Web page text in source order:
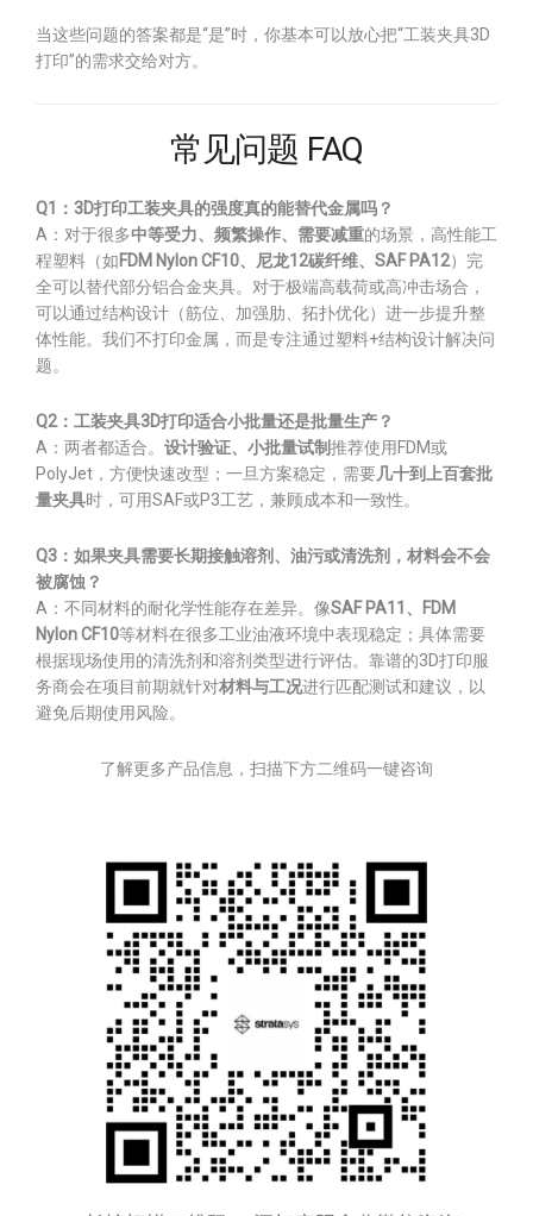
当这些问题的答案都是“是”时，你基本可以放心把“工装夹具3D
打印”的需求交给对方。
常见问题 FAQ
Q1：3D打印工装夹具的强度真的能替代金属吗？
A：对于很多中等受力、频繁操作、需要减重的场景，高性能工
程塑料（如FDM Nylon CF10、尼龙12碳纤维、SAF PA12）完
全可以替代部分铝合金夹具。对于极端高载荷或高冲击场合，
可以通过结构设计（筋位、加强肋、拓扑优化）进一步提升整
体性能。我们不打印金属，而是专注通过塑料+结构设计解决问
题。
Q2：工装夹具3D打印适合小批量还是批量生产？
A：两者都适合。 设计验证、小批量试制推荐使用FDM或
PolyJet，方便快速改型；一旦方案稳定，需要几十到上百套批
量夹具时，可用SAF或P3工艺，兼顾成本和一致性。
Q3：如果夹具需要长期接触溶剂、油污或清洗剂，材料会不会
被腐蚀？
A：不同材料的耐化学性能存在差异。像SAF PA11、FDM
Nylon CF10等材料在很多工业油液环境中表现稳定；具体需要
根据现场使用的清洗剂和溶剂类型进行评估。靠谱的3D打印服
务商会在项目前期就针对材料与工况进行匹配测试和建议，以
避免后期使用风险。
了解更多产品信息，扫描下方二维码一键咨询